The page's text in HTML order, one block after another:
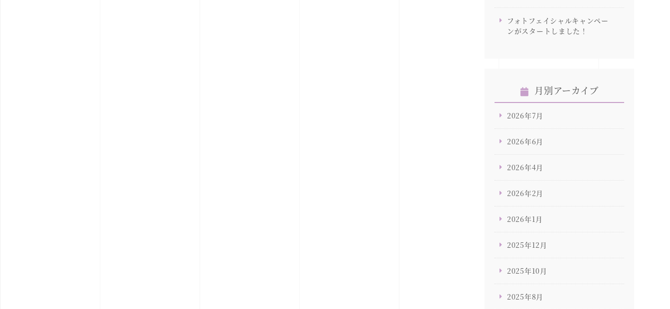
フォトフェイシャルキャンペー
ンがスタートしました！
月別アーカイブ
2026年7月
2026年6月
2026年4月
2026年2月
2026年1月
2025年12月
2025年10月
2025年8月